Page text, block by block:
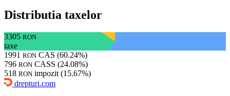
Distributia taxelor
3305 RON
taxe
1991 RON CAS (60.24%)
796 RON CASS (24.08%)
518 RON impozit (15.67%)
drepturi.com